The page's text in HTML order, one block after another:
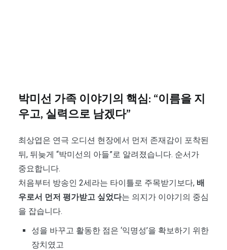
박미선 가족 이야기의 핵심: “이름을 지
우고, 실력으로 남겠다”
최상엽은 연극 오디션 현장에서 먼저 존재감이 포착된
뒤, 뒤늦게 “박미선의 아들”로 알려졌습니다. 순서가
중요합니다.
처음부터 방송인 2세라는 타이틀로 주목받기보다, 배
우로서 먼저 평가받고 싶었다는 의지가 이야기의 중심
을 잡습니다.
성을 바꾸고 활동한 점은 ‘익명성’을 확보하기 위한
장치였고